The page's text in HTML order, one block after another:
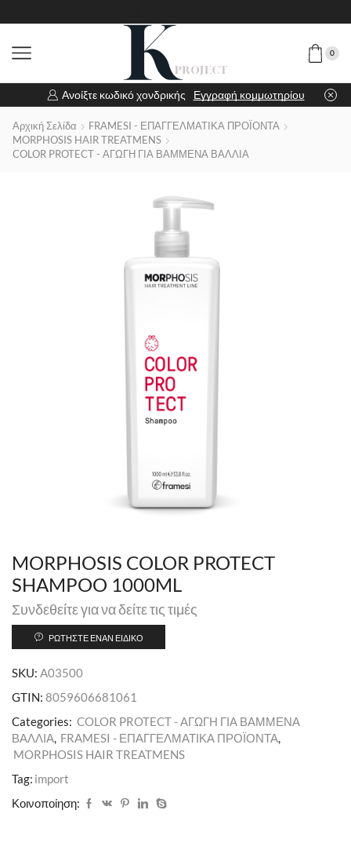
0
Ανοίξτε κωδικό χονδρικής Εγγραφή κομμωτηρίου
Αρχική Σελίδα
FRAMESI - ΕΠΑΓΓΕΛΜΑΤΙΚΑ ΠΡΟΪΟΝΤΑ
MORPHOSIS HAIR TREATMENS
COLOR PROTECT - ΑΓΩΓΗ ΓΙΑ ΒΑΜΜΕΝΑ ΒΑΛΛΙΑ
MORPHOSIS COLOR PROTECT
SHAMPOO 1000ML
Συνδεθείτε για να δείτε τις τιμές
ΡΩΤΉΣΤΕ ΈΝΑΝ ΕΙΔΙΚΌ
SKU: A03500
GTIN: 8059606681061
Categories: COLOR PROTECT - ΑΓΩΓΗ ΓΙΑ ΒΑΜΜΕΝΑ
ΒΑΛΛΙΑ, FRAMESI - ΕΠΑΓΓΕΛΜΑΤΙΚΑ ΠΡΟΪΟΝΤΑ,
MORPHOSIS HAIR TREATMENS
Tag: import
Κοινοποίηση: